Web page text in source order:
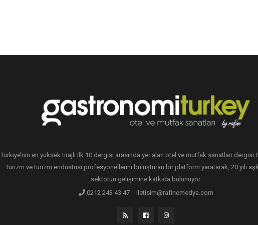
Türkiye’nin en yüksek tirajlı ilk 10 dergisi arasında yer alan otel ve mutfak sanatları dergisi
turizm ve turizm endüstrisi profesyonellerini buluşturan bir platform yaratarak, 20 yılı
sektörün gelişimine katkıda bulunuyor.
0212 243 43 47
iletisim@rafinemedya.com